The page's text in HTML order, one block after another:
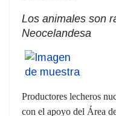
Los animales son
Neocelandesa
Productores lecheros
con el apoyo del Área